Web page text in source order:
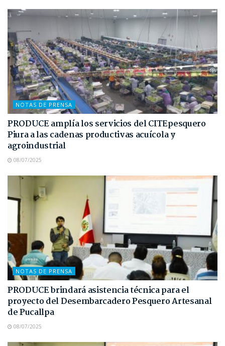
NOTAS DE PRENSA
PRODUCE amplía los servicios del CITEpesquero
Piura a las cadenas productivas acuícola y
agroindustrial
08/07/2025
NOTAS DE PRENSA
PRODUCE brindará asistencia técnica para el
proyecto del Desembarcadero Pesquero Artesanal
de Pucallpa
08/07/2025